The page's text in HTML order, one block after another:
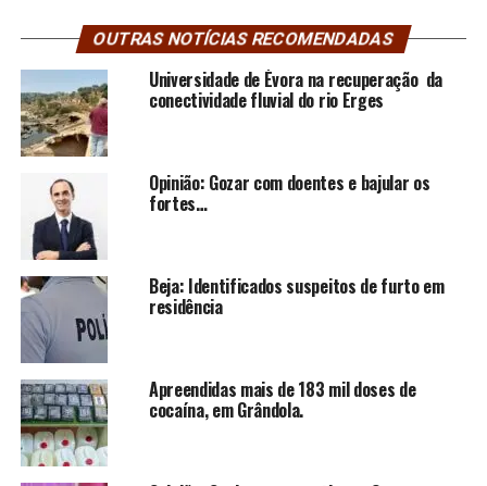
OUTRAS NOTÍCIAS RECOMENDADAS
Universidade de Évora na recuperação da
conectividade fluvial do rio Erges
Opinião: Gozar com doentes e bajular os
fortes…
Beja: Identificados suspeitos de furto em
residência
Apreendidas mais de 183 mil doses de
cocaína, em Grândola.